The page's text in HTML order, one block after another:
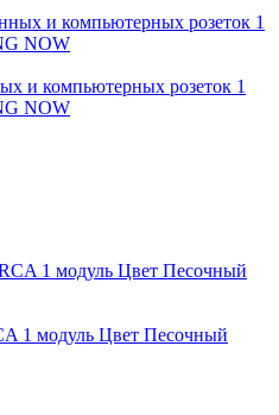
и компьютерных розеток 1
NOW
1 модуль Цвет Песочный